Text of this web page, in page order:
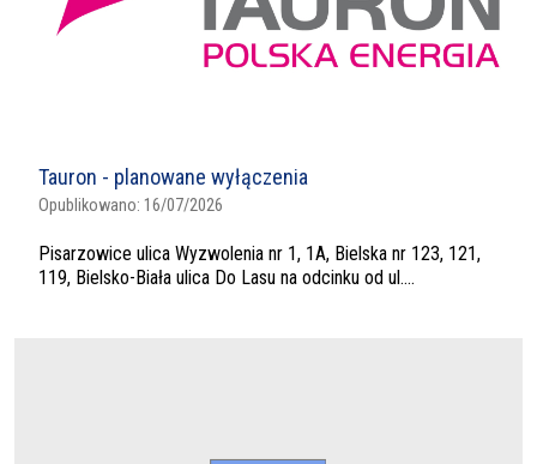
Tauron - planowane wyłączenia
Opublikowano: 16/07/2026
Pisarzowice ulica Wyzwolenia nr 1, 1A, Bielska nr 123, 121,
119, Bielsko-Biała ulica Do Lasu na odcinku od ul....